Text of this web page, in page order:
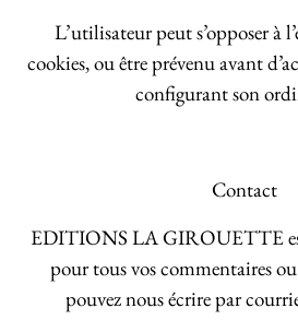
L’utilisateur peut s’opposer à
cookies, ou être prévenu avant
configurant son
Contact
EDITIONS LA GIROUETTE
pour tous vos commentaires
pouvez nous écrire par